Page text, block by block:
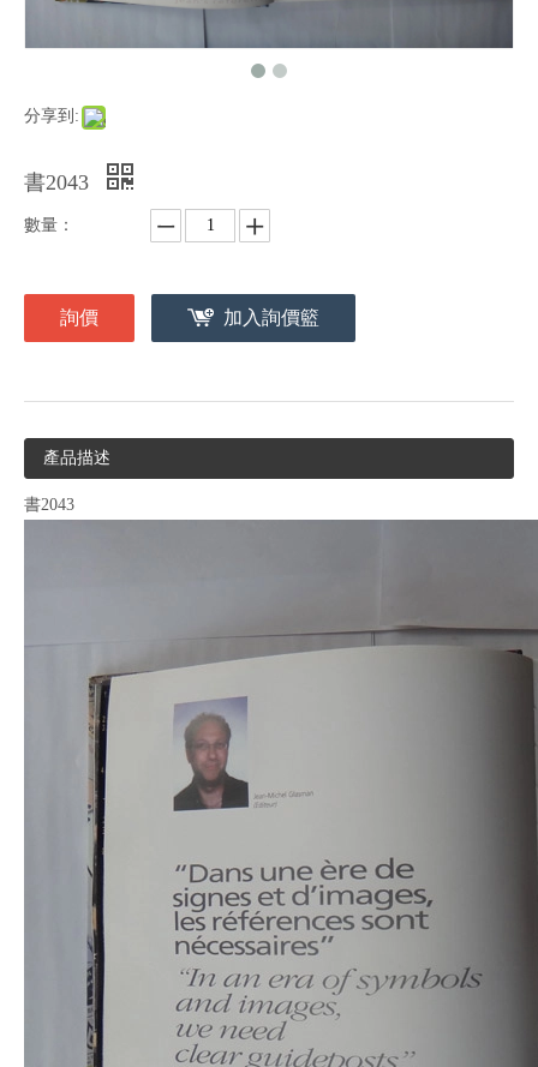
分享到:
書2043
數量：
詢價 加入詢價籃
產品描述
書2043